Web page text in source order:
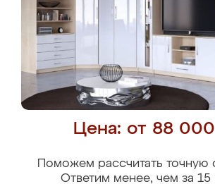
Цена: от 88
Поможем рассчитать точную
Ответим менее, чем за 15